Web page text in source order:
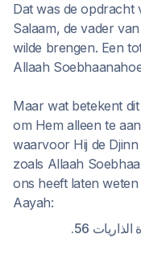
Dat was de opdracht
Salaam, de vader
wilde brengen. Een
Allaah
Maar wat betekent
om Hem alleen te
waarvoor Hij de
zoals Allaah
ons heeft laten
Aayah:
56.